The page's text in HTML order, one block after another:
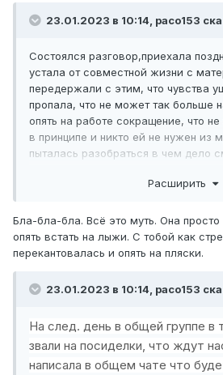
23.01.2023 в 10:14, paco153
Состоялся разговор,приехала
устала от совместной жизни с
передержали с этим, что чувства
пропала, что не может так больше
опять на работе сокращение, что
в принципе и никто ей не нужен из
пыталась разобраться в чем дело
нет, что не хочет и меня мучать в
спокойствия и работать и решать
обучение в сфере бьюти
обучаться на курсах по волосам,
что завтра приду посмотрю что у
мелкий ремонт по проводке я
обнялись она в слезах, пожелал
Расширить
Бла-бла-бла. Всё это муть. Она
опять встать на лыжи. С тобой как
перекантовалась и опять на пляски.
23.01.2023 в 10:14, paco153
На след. день в общей группе в
звали на посиделки, что ждут
написала в общем чате что